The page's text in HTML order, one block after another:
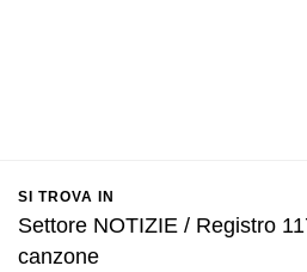
SI TROVA IN
Settore NOTIZIE / Registro
canzone